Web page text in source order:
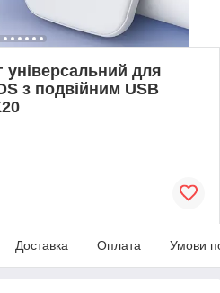
універсальний для
з подвійним USB
Доставка Оплата Умови